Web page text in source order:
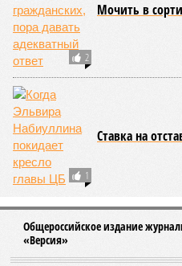
2
Мочить в
1
Ставка на
Общероссийское издание
«Версия»